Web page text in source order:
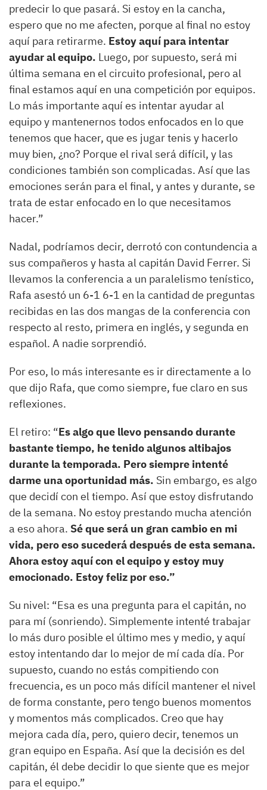
predecir lo que pasará. Si estoy en la cancha,
espero que no me afecten, porque al final no estoy
aquí para retirarme. Estoy aquí para intentar
ayudar al equipo. Luego, por supuesto, será mi
última semana en el circuito profesional, pero al
final estamos aquí en una competición por equipos.
Lo más importante aquí es intentar ayudar al
equipo y mantenernos todos enfocados en lo que
tenemos que hacer, que es jugar tenis y hacerlo
muy bien, ¿no? Porque el rival será difícil, y las
condiciones también son complicadas. Así que las
emociones serán para el final, y antes y durante, se
trata de estar enfocado en lo que necesitamos
hacer.”
Nadal, podríamos decir, derrotó con contundencia a
sus compañeros y hasta al capitán David Ferrer. Si
llevamos la conferencia a un paralelismo tenístico,
Rafa asestó un 6-1 6-1 en la cantidad de preguntas
recibidas en las dos mangas de la conferencia con
respecto al resto, primera en inglés, y segunda en
español. A nadie sorprendió.
Por eso, lo más interesante es ir directamente a lo
que dijo Rafa, que como siempre, fue claro en sus
reflexiones.
El retiro: “Es algo que llevo pensando durante
bastante tiempo, he tenido algunos altibajos
durante la temporada. Pero siempre intenté
darme una oportunidad más. Sin embargo, es algo
que decidí con el tiempo. Así que estoy disfrutando
de la semana. No estoy prestando mucha atención
a eso ahora. Sé que será un gran cambio en mi
vida, pero eso sucederá después de esta semana.
Ahora estoy aquí con el equipo y estoy muy
emocionado. Estoy feliz por eso.”
Su nivel: “Esa es una pregunta para el capitán, no
para mí (sonriendo). Simplemente intenté trabajar
lo más duro posible el último mes y medio, y aquí
estoy intentando dar lo mejor de mí cada día. Por
supuesto, cuando no estás compitiendo con
frecuencia, es un poco más difícil mantener el nivel
de forma constante, pero tengo buenos momentos
y momentos más complicados. Creo que hay
mejora cada día, pero, quiero decir, tenemos un
gran equipo en España. Así que la decisión es del
capitán, él debe decidir lo que siente que es mejor
para el equipo.”